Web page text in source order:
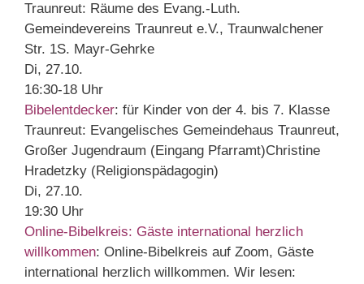
Traunreut: Räume des Evang.-Luth.
Gemeindevereins Traunreut e.V., Traunwalchener
Str. 1S. Mayr-Gehrke
Di, 27.10.
16:30-18 Uhr
Bibelentdecker: für Kinder von der 4. bis 7. Klasse
Traunreut: Evangelisches Gemeindehaus Traunreut,
Großer Jugendraum (Eingang Pfarramt)Christine
Hradetzky (Religionspädagogin)
Di, 27.10.
19:30 Uhr
Online-Bibelkreis: Gäste international herzlich
willkommen: Online-Bibelkreis auf Zoom, Gäste
international herzlich willkommen. Wir lesen: